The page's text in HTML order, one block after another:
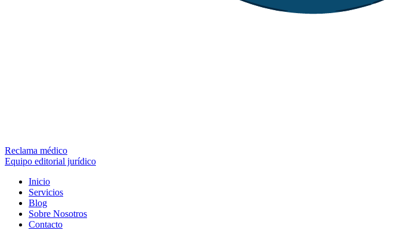
Reclama médico
Equipo editorial jurídico
Inicio
Servicios
Blog
Sobre Nosotros
Contacto